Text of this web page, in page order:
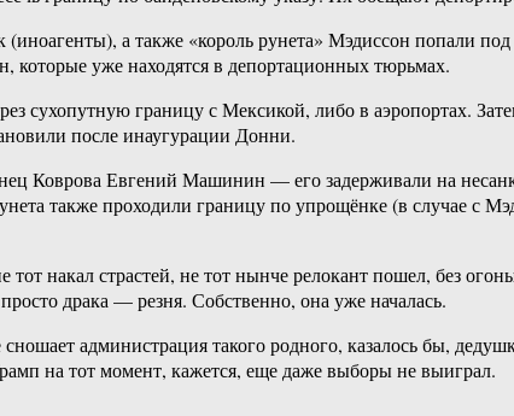
а также «король рунета» Мэдиссон попали
которые уже находятся в депортационных тюрьмах.
сухопутную границу с Мексикой, либо в аэропортах.
после инаугурации Донни.
Коврова Евгений Машинин — его задерживали на
также проходили границу по упрощёнке (в случае
тот накал страстей, не тот нынче релокант пошел, без
драка — резня. Собственно, она уже началась.
администрация такого родного, казалось бы,
на тот момент, кажется, еще даже выборы не выиграл.